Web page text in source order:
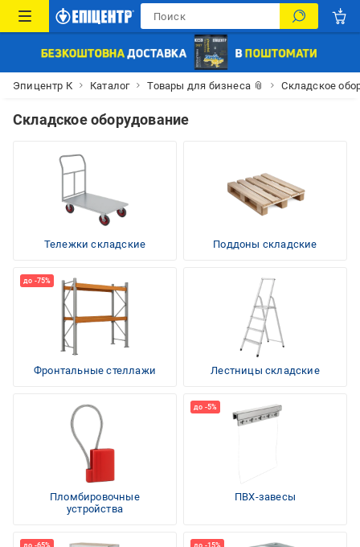
Эпицентр К Каталог Товары для бизнеса 📎 Складское
Складское оборудование
Тележки складские Поддоны складские
Фронтальные стеллажи Лестницы складские
Пломбировочные
устройства
ПВХ-завесы